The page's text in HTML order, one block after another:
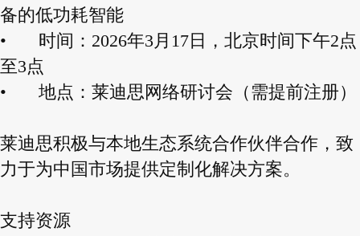
备的低功耗智能
•
时间：2026年3月17日，北京时间下午2点
至3点
•
地点：莱迪思网络研讨会（需提前注册）
莱迪思积极与本地生态系统合作伙伴合作，致
力于为中国市场提供定制化解决方案。
支持资源